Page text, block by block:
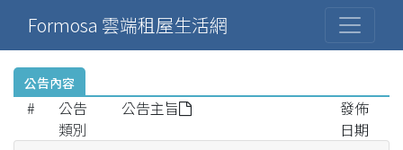
Formosa 雲端租屋生活網
公告內容
#
公告
類別
公告主旨
發佈
日期